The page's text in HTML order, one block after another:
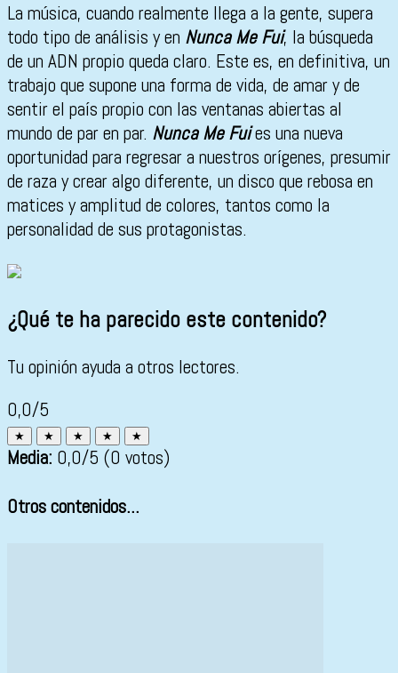
La música, cuando realmente llega a la gente, supera
todo tipo de análisis y en Nunca Me Fui, la búsqueda
de un ADN propio queda claro. Este es, en definitiva, un
trabajo que supone una forma de vida, de amar y de
sentir el país propio con las ventanas abiertas al
mundo de par en par. Nunca Me Fuies una nueva
oportunidad para regresar a nuestros orígenes, presumir
de raza y crear algo diferente, un disco que rebosa en
matices y amplitud de colores, tantos como la
personalidad de sus protagonistas.
¿Qué te ha parecido este contenido?
Tu opinión ayuda a otros lectores.
0,0/5
★ ★ ★ ★ ★
Media: 0,0/5 (0 votos)
Otros contenidos...